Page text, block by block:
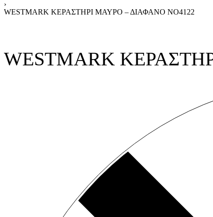
›
WESTMARK ΚΕΡΑΣΤΗΡΙ ΜΑΥΡΟ – ΔΙΑΦΑΝΟ ΝΟ4122
WESTMARK